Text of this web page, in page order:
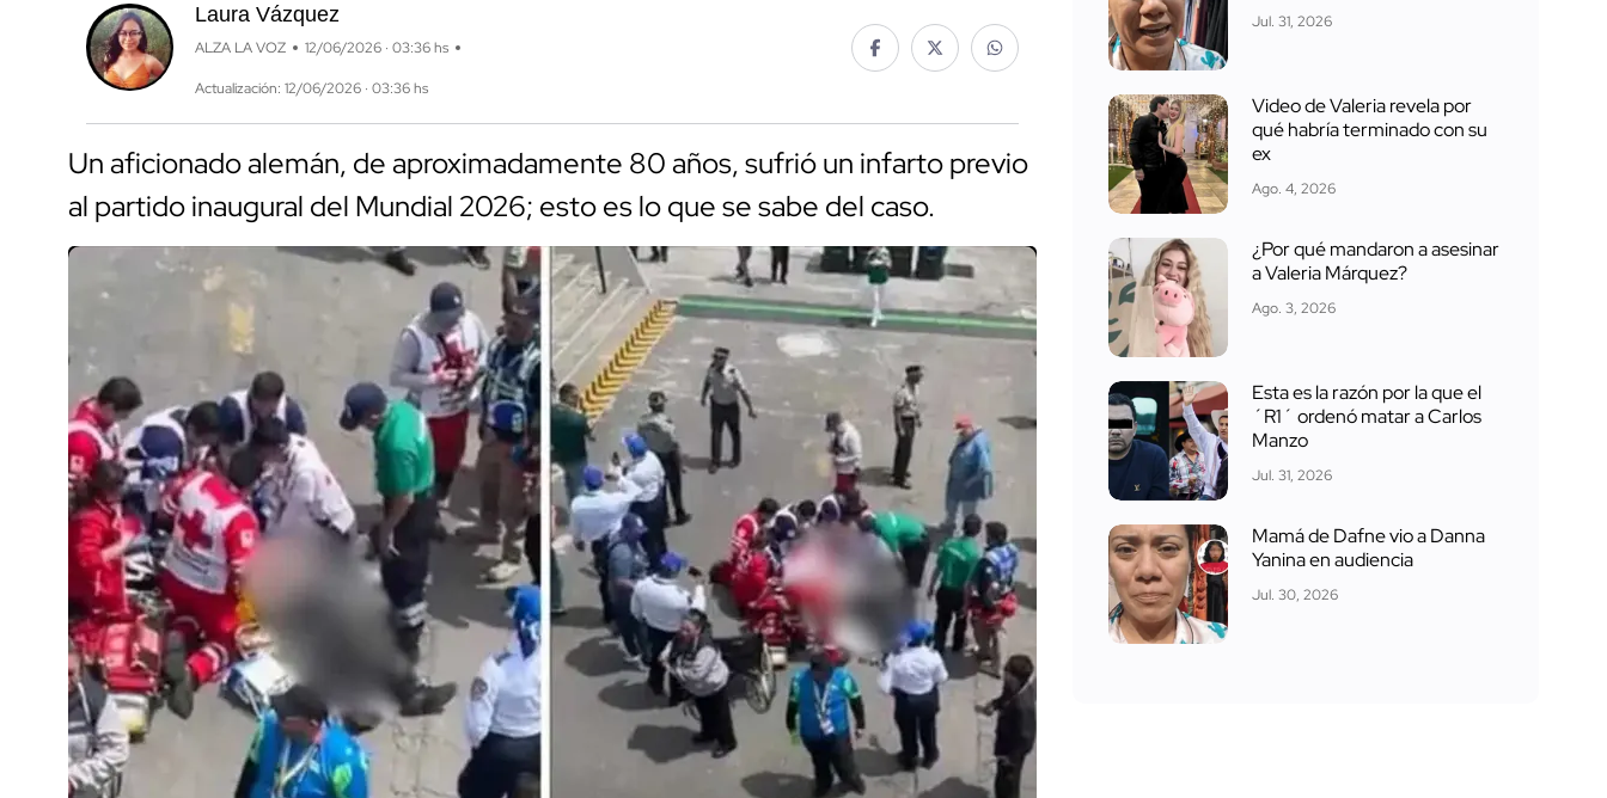
Laura Vázquez
ALZA LA VOZ 12/06/2026 · 03:36 hs
Actualización: 12/06/2026 · 03:36 hs
Un aficionado alemán, de aproximadamente 80 años, sufrió un infarto previo
al partido inaugural del Mundial 2026; esto es lo que se sabe del caso.
Jul. 31, 2026
Video de Valeria revela por
qué habría terminado con su
ex
Ago. 4, 2026
¿Por qué mandaron a asesinar
a Valeria Márquez?
Ago. 3, 2026
Esta es la razón por la que el
´R1´ ordenó matar a Carlos
Manzo
Jul. 31, 2026
Mamá de Dafne vio a Danna
Yanina en audiencia
Jul. 30, 2026